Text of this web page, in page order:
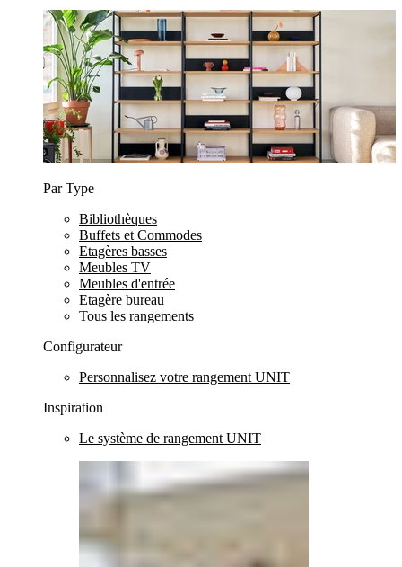
Par Type
Bibliothèques
Buffets et Commodes
Etagères basses
Meubles TV
Meubles d'entrée
Etagère bureau
Tous les rangements
Configurateur
Personnalisez votre rangement UNIT
Inspiration
Le système de rangement UNIT